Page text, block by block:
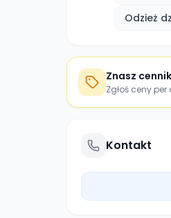
Odzież
Znasz
Zgłoś ceny per
Kontakt